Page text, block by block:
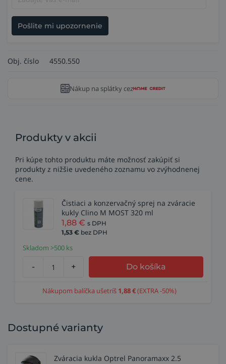
Pošlite mi upozornenie
Obj. číslo 4550.550
Nákup na splátky cez
Produkty v akcii
Pri kúpe tohto produktu máte možnosť zakúpiť si
produkty z nižšie uvedeného zoznamu vo zvýhodnenej
cene.
Čistiaci a konzervačný sprej na zváracie
kukly Clino M MOST 320 ml
1,88 € s DPH
1,53 € bez DPH
Skladom >500 ks
- + Do košíka
Nákupom balíčka ušetríš 1,88€(EXTRA -50%)
Dostupné varianty
Zváracia kukla Optrel Panoramaxx 2.5